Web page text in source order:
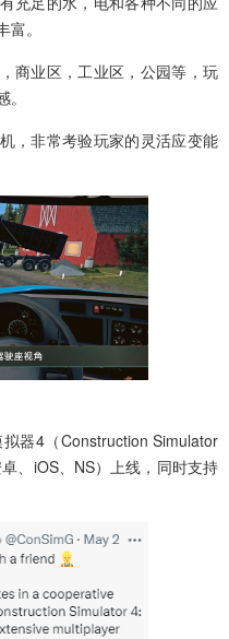
。
商业区，工业区，公园等，玩
，非常考验玩家的灵活应变能
器4（Construction Simulator
、iOS、NS）上线，同时支持